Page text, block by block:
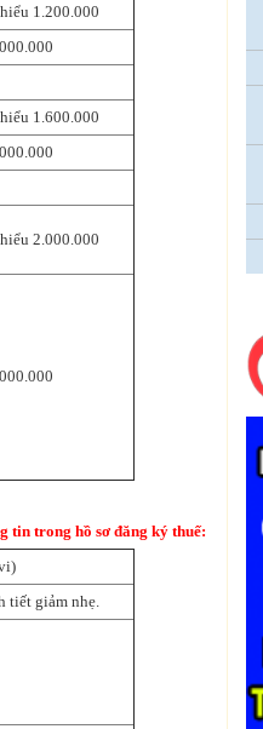
1.200.000
1.600.000
2.000.000
tin trong hồ sơ đăng ký thuế:
tiết giảm nhẹ.